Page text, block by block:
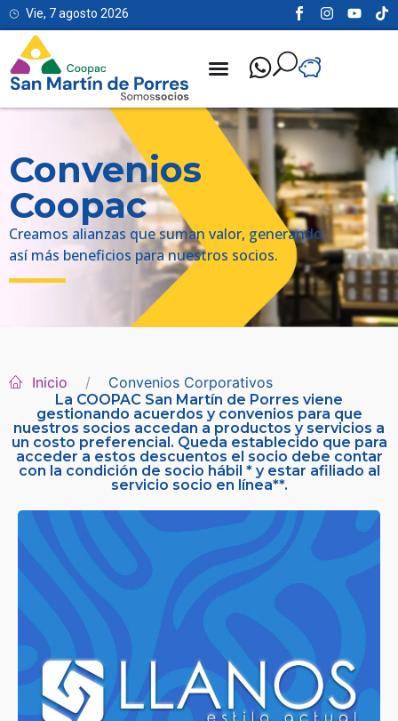
Vie, 7 agosto 2026
Convenios
Coopac
Creamos alianzas que suman valor, generando
así más beneficios para nuestros socios.
Inicio Convenios Corporativos
La COOPAC San Martín de Porres viene
gestionando acuerdos y convenios para que
nuestros socios accedan a productos y servicios a
un costo preferencial. Queda establecido que para
acceder a estos descuentos el socio debe contar
con la condición de socio hábil * y estar afiliado al
servicio socio en línea**.